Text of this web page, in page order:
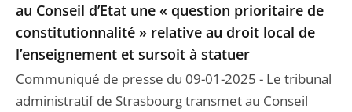
au Conseil d’Etat une « question prioritaire de
constitutionnalité » relative au droit local de
l’enseignement et sursoit à statuer
Communiqué de presse du 09-01-2025 - Le tribunal
administratif de Strasbourg transmet au Conseil